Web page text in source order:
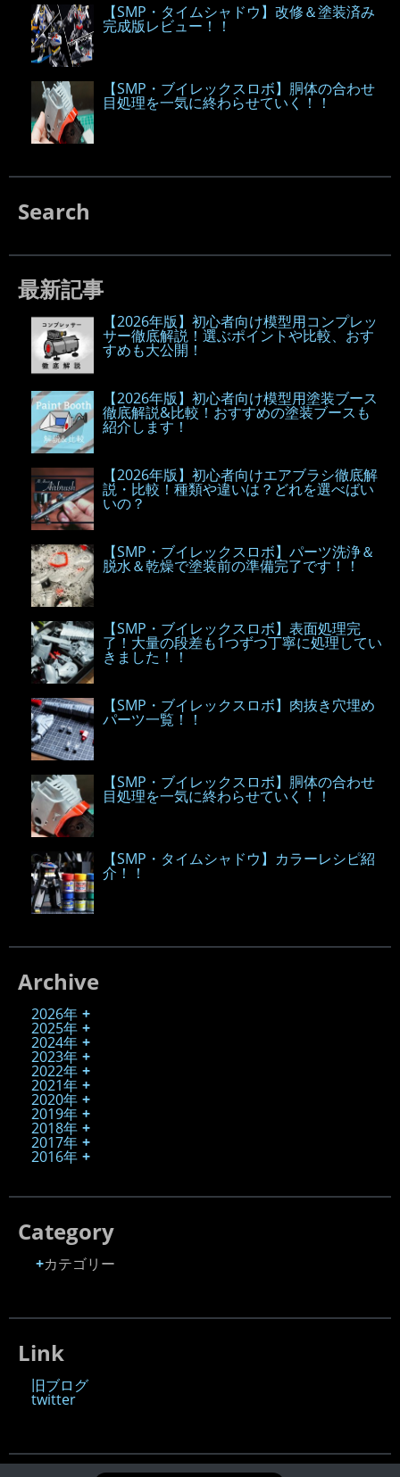
【SMP・タイムシャドウ】改修＆塗装済み
完成版レビュー！！
【SMP・ブイレックスロボ】胴体の合わせ
目処理を一気に終わらせていく！！
Search
最新記事
【2026年版】初心者向け模型用コンプレッ
サー徹底解説！選ぶポイントや比較、おす
すめも大公開！
【2026年版】初心者向け模型用塗装ブース
徹底解説&比較！おすすめの塗装ブースも
紹介します！
【2026年版】初心者向けエアブラシ徹底解
説・比較！種類や違いは？どれを選べばい
いの？
【SMP・ブイレックスロボ】パーツ洗浄＆
脱水＆乾燥で塗装前の準備完了です！！
【SMP・ブイレックスロボ】表面処理完
了！大量の段差も1つずつ丁寧に処理してい
きました！！
【SMP・ブイレックスロボ】肉抜き穴埋め
パーツ一覧！！
【SMP・ブイレックスロボ】胴体の合わせ
目処理を一気に終わらせていく！！
【SMP・タイムシャドウ】カラーレシピ紹
介！！
Archive
2026年
2025年
2024年
2023年
2022年
2021年
2020年
2019年
2018年
2017年
2016年
Category
カテゴリー
Link
旧ブログ
twitter